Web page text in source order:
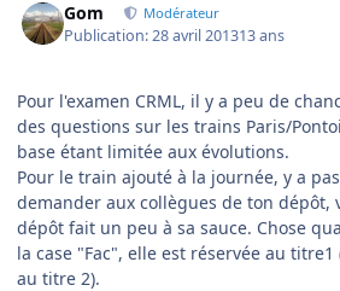
Gom Modérateur
Publication:28 avril 201313 ans
Pour l'examen CRML, il y a peu de
des questions sur les trains Paris/
base étant limitée aux évolutions.
Pour le train ajouté à la journée, y a
demander aux collègues de ton dépôt,
dépôt fait un peu à sa sauce. Chose
la case "Fac", elle est réservée au
au titre 2).